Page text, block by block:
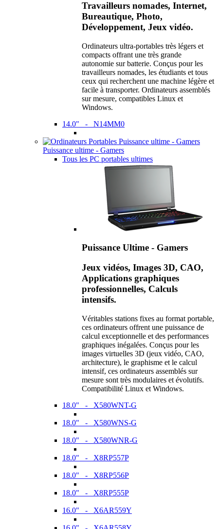
Travailleurs nomades, Internet,
Bureautique, Photo,
Développement, Jeux vidéo.
Ordinateurs ultra-portables très légers et
compacts offrant une très grande
autonomie sur batterie. Conçus pour les
travailleurs nomades, les étudiants et tous
ceux qui recherchent une machine légère et
facile à transporter. Ordinateurs assemblés
sur mesure, compatibles Linux et
Windows.
14.0" - N14MM0
Puissance ultime - Gamers
Tous les PC portables ultimes
Puissance Ultime - Gamers
Jeux vidéos, Images 3D, CAO,
Applications graphiques
professionnelles, Calculs
intensifs.
Véritables stations fixes au format portable,
ces ordinateurs offrent une puissance de
calcul exceptionnelle et des performances
graphiques inégalées. Conçus pour les
images virtuelles 3D (jeux vidéo, CAO,
architecture), le graphisme et le calcul
intensif, ces ordinateurs assemblés sur
mesure sont très modulaires et évolutifs.
Compatibilité Linux et Windows.
18.0" - X580WNT-G
18.0" - X580WNS-G
18.0" - X580WNR-G
18.0" - X8RP557P
18.0" - X8RP556P
18.0" - X8RP555P
16.0" - X6AR559Y